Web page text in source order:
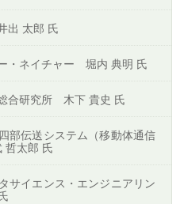
太郎 氏
・ネイチャー 堀内 典明 氏
合研究所 木下 貴史 氏
伝送システム（移動体通信
太郎 氏
イエンス・エンジニアリン